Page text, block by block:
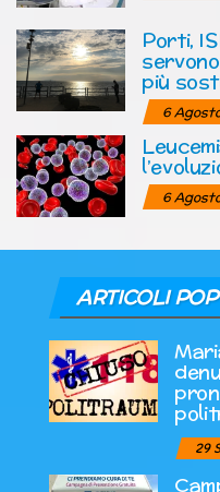
Porti,
più
6
6
ARTICOLI
29